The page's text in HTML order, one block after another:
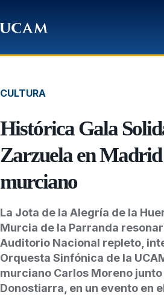
CULTURA
Histórica Gala
Zarzuela en
murciano
La Jota de la Alegría de la
Murcia de la Parranda
Auditorio Nacional repleto,
Orquesta Sinfónica de la
murciano Carlos Moreno
Donostiarra, en un evento en